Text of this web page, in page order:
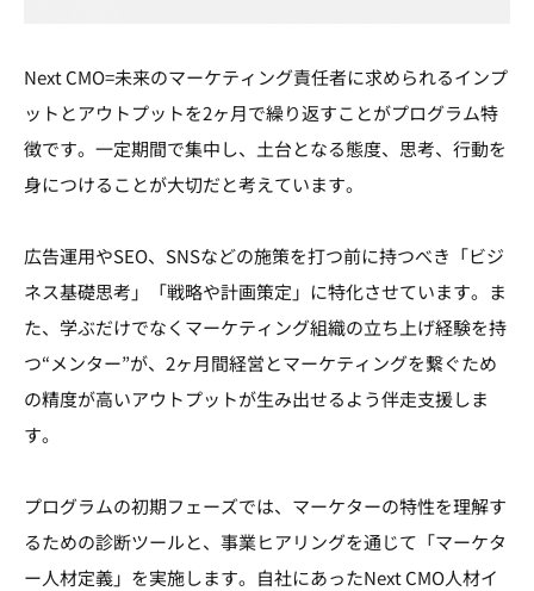
Next CMO=未来のマーケティング責任者に求められるインプ
ットとアウトプットを2ヶ月で繰り返すことがプログラム特
徴です。一定期間で集中し、土台となる態度、思考、行動を
身につけることが大切だと考えています。
広告運用やSEO、SNSなどの施策を打つ前に持つべき「ビジ
ネス基礎思考」「戦略や計画策定」に特化させています。ま
た、学ぶだけでなくマーケティング組織の立ち上げ経験を持
つ“メンター”が、2ヶ月間経営とマーケティングを繋ぐため
の精度が高いアウトプットが生み出せるよう伴走支援しま
す。
プログラムの初期フェーズでは、マーケターの特性を理解す
るための診断ツールと、事業ヒアリングを通じて「マーケタ
ー人材定義」を実施します。自社にあったNext CMO人材イ